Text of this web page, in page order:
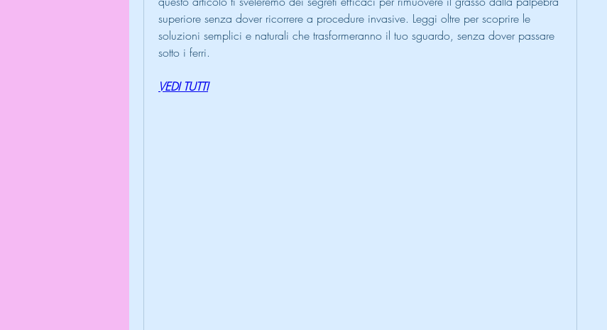
superiore senza dover ricorrere a procedure invasive. Leggi oltre per scoprire le
soluzioni semplici e naturali che trasformeranno il tuo sguardo, senza dover passare
sotto i ferri.
VEDI TUTTI